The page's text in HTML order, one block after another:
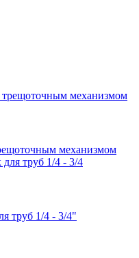
механизмом
труб 1/4 - 3/4"